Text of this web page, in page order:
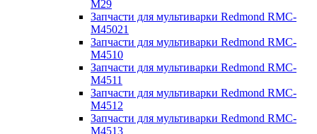
M29
Запчасти для мультиварки Redmond RMC-
M45021
Запчасти для мультиварки Redmond RMC-
M4510
Запчасти для мультиварки Redmond RMC-
M4511
Запчасти для мультиварки Redmond RMC-
M4512
Запчасти для мультиварки Redmond RMC-
M4513